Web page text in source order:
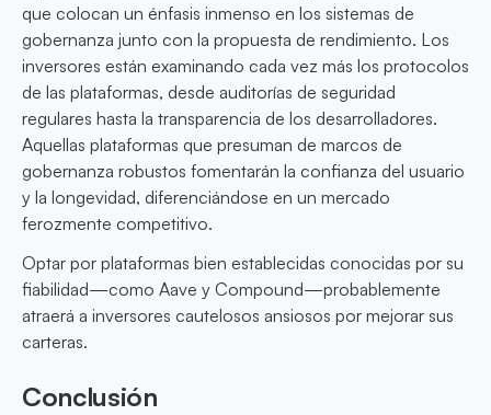
que colocan un énfasis inmenso en los sistemas de
gobernanza junto con la propuesta de rendimiento. Los
inversores están examinando cada vez más los protocolos
de las plataformas, desde auditorías de seguridad
regulares hasta la transparencia de los desarrolladores.
Aquellas plataformas que presuman de marcos de
gobernanza robustos fomentarán la confianza del usuario
y la longevidad, diferenciándose en un mercado
ferozmente competitivo.
Optar por plataformas bien establecidas conocidas por su
fiabilidad—como Aave y Compound—probablemente
atraerá a inversores cautelosos ansiosos por mejorar sus
carteras.
Conclusión